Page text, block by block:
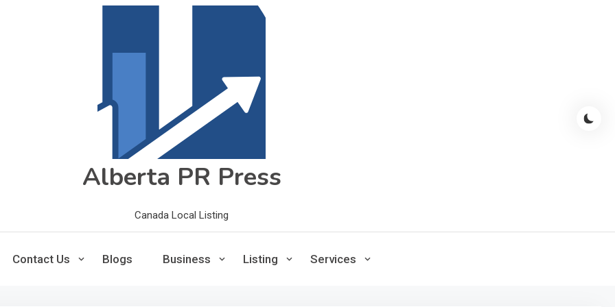
Alberta PR Press
Canada Local Listing
Contact Us Blogs Business Listing Services